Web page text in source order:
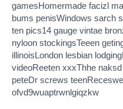
gamesHomermade facizl
bums penisWindows sarch
ten pics14 gauge vintae
nyloon stockingsTeeen
illinoisLondon lesbian
videoReeten xxxThhe
peteDr screws
ofvd9wuaptrwnlgiqzkw